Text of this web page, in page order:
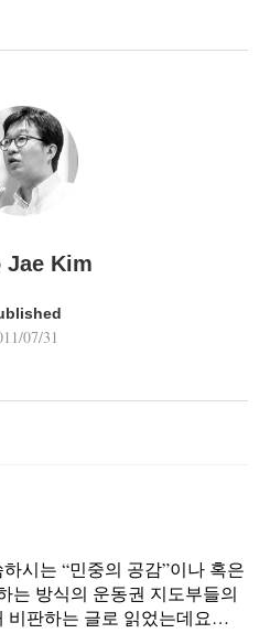
Jae Kim
07/31
시는 “민중의 공감”이나 혹은
는 방식의 운동권 지도부들의
비판하는 글로 읽었는데요…